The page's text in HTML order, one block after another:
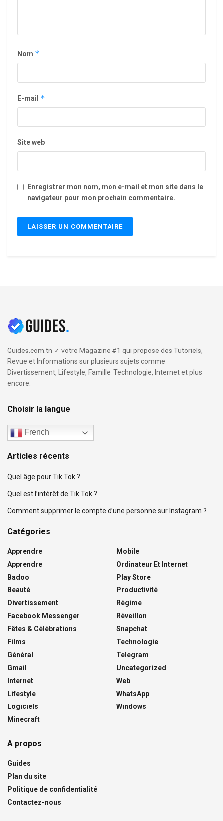
Nom *
E-mail *
Site web
Enregistrer mon nom, mon e-mail et mon site dans le
navigateur pour mon prochain commentaire.
Guides.com.tn ✓ votre Magazine #1 qui propose des Tutoriels,
Revue et Informations sur plusieurs sujets comme
Divertissement, Lifestyle, Famille, Technologie, Internet et plus
encore.
Choisir la langue
French
Articles récents
Quel âge pour Tik Tok ?
Quel est l’intérêt de Tik Tok ?
Comment supprimer le compte d’une personne sur Instagram ?
Catégories
Apprendre
Apprendre
Badoo
Beauté
Divertissement
Facebook Messenger
Fêtes & Célébrations
Films
Général
Gmail
Internet
Lifestyle
Logiciels
Minecraft
Mobile
Ordinateur Et Internet
Play Store
Productivité
Régime
Réveillon
Snapchat
Technologie
Telegram
Uncategorized
Web
WhatsApp
Windows
A propos
Guides
Plan du site
Politique de confidentialité
Contactez-nous